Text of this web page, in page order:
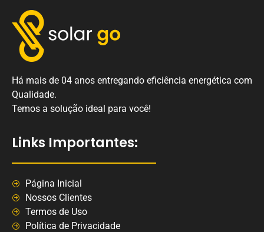
Há mais de 04 anos entregando eficiência energética com
Qualidade.
Temos a solução ideal para você!
Links Importantes:
Página Inicial
Nossos Clientes
Termos de Uso
Política de Privacidade